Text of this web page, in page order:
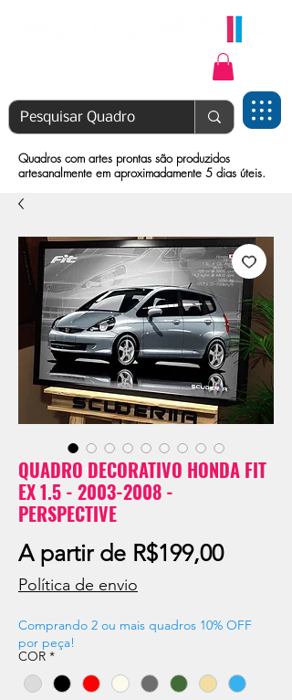
Quadros com artes prontas são produzidos
artesanalmente em aproximadamente 5 dias úteis.
QUADRO DECORATIVO HONDA FIT
EX 1.5 - 2003-2008 -
PERSPECTIVE
A partir de R$199,00Preço
Política de envio
Comprando 2 ou mais quadros 10% OFF
por peça!
COR *